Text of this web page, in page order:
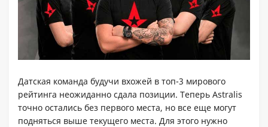
Датская команда будучи вхожей в топ-3 мирового
рейтинга неожиданно сдала позиции. Теперь Astralis
точно остались без первого места, но все еще могут
подняться выше текущего места. Для этого нужно